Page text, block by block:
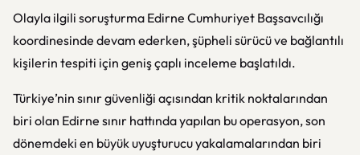
Olayla ilgili soruşturma Edirne Cumhuriyet Başsavcılığı
koordinesinde devam ederken, şüpheli sürücü ve bağlantılı
kişilerin tespiti için geniş çaplı inceleme başlatıldı.
Türkiye’nin sınır güvenliği açısından kritik noktalarından
biri olan Edirne sınır hattında yapılan bu operasyon, son
dönemdeki en büyük uyuşturucu yakalamalarından biri